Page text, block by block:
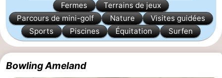
enfants
Nature
Passer
Appartements
Fermes
Terrains de jeux
Parcours de mini-golf
Nature
Visites guidées
Sports
Piscines Équitation Surfen
Bowling Ameland